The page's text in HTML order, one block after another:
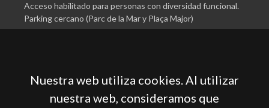
Acceso habilitado para personas con diversidad funcional.
Parking cercano (Parc de la Mar y Plaça Major)
Nuestra web utiliza cookies. Al utilizar
nuestra web, consideramos que